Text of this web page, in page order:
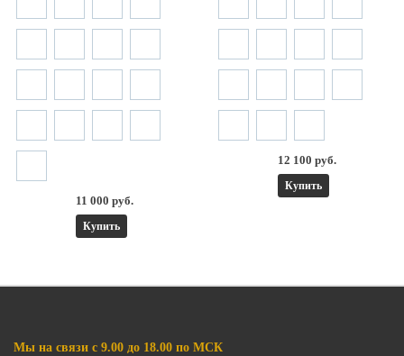
11 000 руб.
Купить
12 100 руб.
Купить
Мы на связи с 9.00 до 18.00 по МСК